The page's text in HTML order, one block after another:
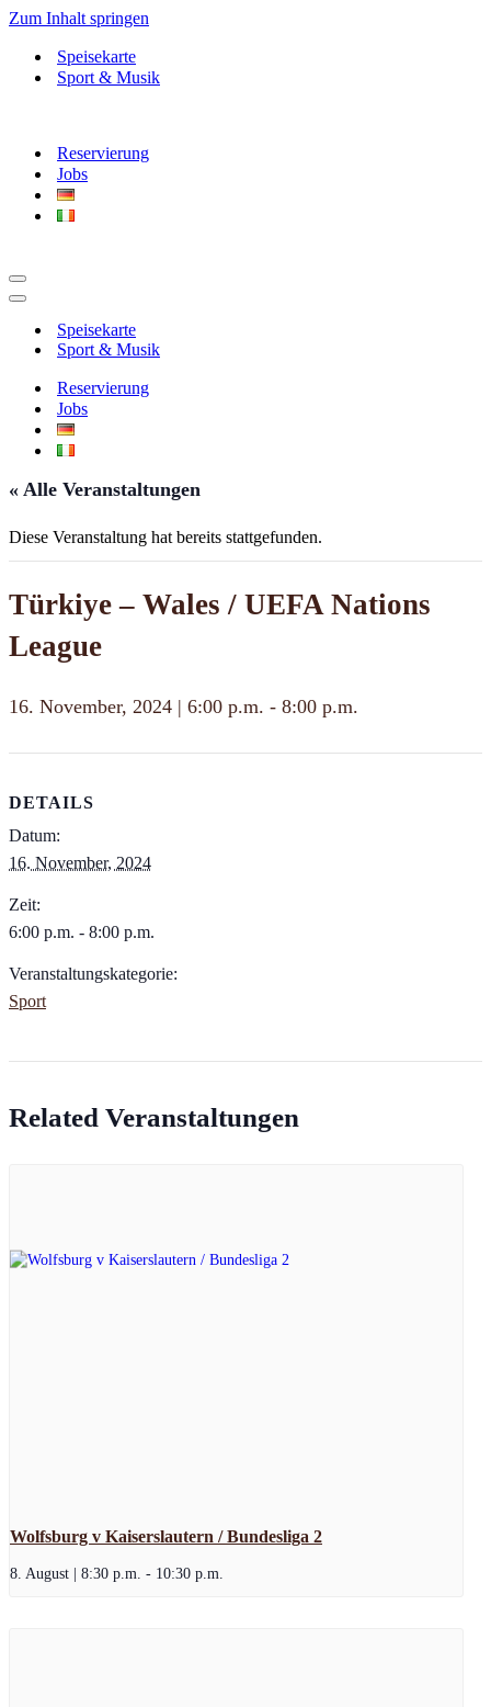
Zum Inhalt springen
Speisekarte
Sport & Musik
Reservierung
Jobs
Navigationsmenü
Navigationsmenü
Speisekarte
Sport & Musik
Reservierung
Jobs
« Alle Veranstaltungen
Diese Veranstaltung hat bereits stattgefunden.
Türkiye – Wales / UEFA Nations
League
16. November, 2024 | 6:00 p.m. - 8:00 p.m.
DETAILS
Datum:
16. November, 2024
Zeit:
6:00 p.m. - 8:00 p.m.
Veranstaltungskategorie:
Sport
Related Veranstaltungen
Wolfsburg v Kaiserslautern / Bundesliga 2
8. August | 8:30 p.m. - 10:30 p.m.